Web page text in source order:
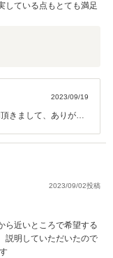
している点もとても満足
2023/09/19
きまして、ありがと
けたらと思っており
い致します。
2023/09/02投稿
ら近いところで希望する
説明していただいたので